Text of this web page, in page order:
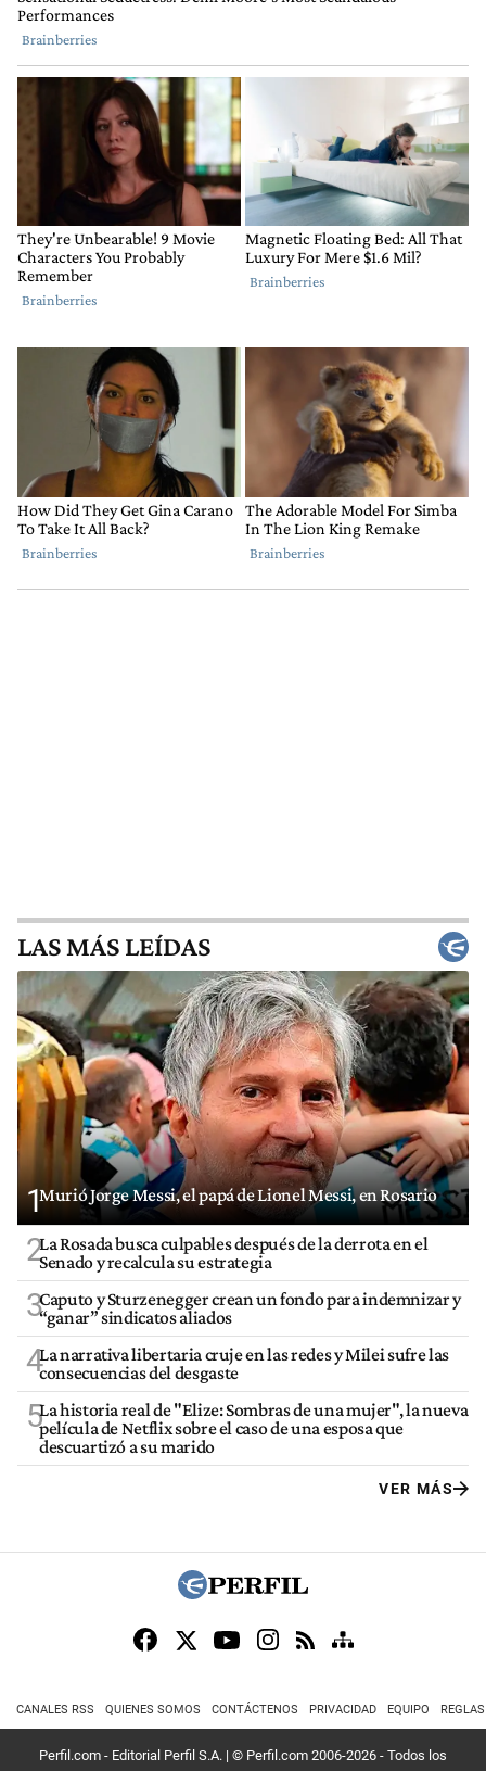
LAS MÁS LEÍDAS
1Murió Jorge Messi, el papá de Lionel Messi, en Rosario
2La Rosada busca culpables después de la derrota en el
Senado y recalcula su estrategia
3Caputo y Sturzenegger crean un fondo para indemnizar y
“ganar” sindicatos aliados
4La narrativa libertaria cruje en las redes y Milei sufre las
consecuencias del desgaste
5La historia real de "Elize: Sombras de una mujer", la nueva
película de Netflix sobre el caso de una esposa que
descuartizó a su marido
VER MÁS
CANALES RSS QUIENES SOMOS CONTÁCTENOS PRIVACIDAD EQUIPO
Perfil.com - Editorial Perfil S.A. | © Perfil.com 2006-2026 - Todos los